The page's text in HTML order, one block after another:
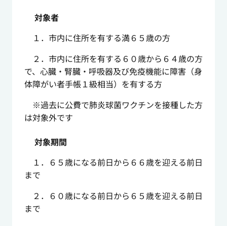
対象者
１．市内に住所を有する満６５歳の方
２．市内に住所を有する６０歳から６４歳の方
で、心臓・腎臓・呼吸器及び免疫機能に障害（身
体障がい者手帳１級相当）を有する方
※過去に公費で肺炎球菌ワクチンを接種した方
は対象外です
対象期間
１．６５歳になる前日から６６歳を迎える前日
まで
２．６０歳になる前日から６５歳を迎える前日
まで